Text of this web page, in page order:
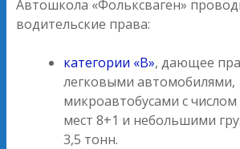
Автошкола «Фольксваген»
водительские права:
категории «В», дающее
легковыми автомобилями,
микроавтобусами с
мест 8+1 и небольшими
3,5 тонн.